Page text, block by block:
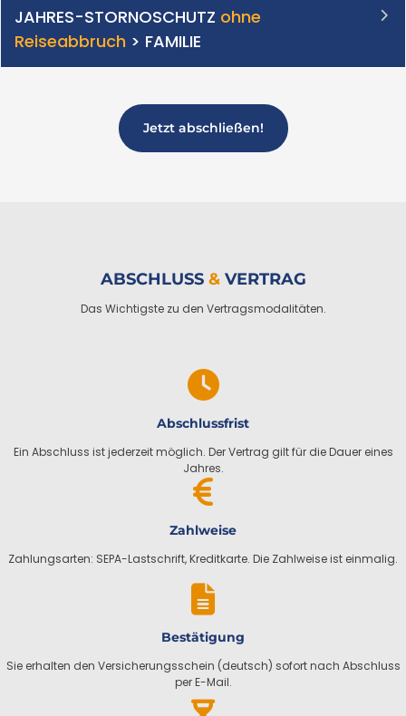
JAHRES-STORNOSCHUTZ ohne
Reiseabbruch > FAMILIE
Jetzt abschließen!
ABSCHLUSS &VERTRAG
Das Wichtigste zu den Vertragsmodalitäten.
Abschlussfrist
Ein Abschluss ist jederzeit möglich. Der Vertrag gilt für die Dauer eines
Jahres.
Zahlweise
Zahlungsarten: SEPA-Lastschrift, Kreditkarte. Die Zahlweise ist einmalig.
Bestätigung
Sie erhalten den Versicherungsschein (deutsch) sofort nach Abschluss
per E-Mail.